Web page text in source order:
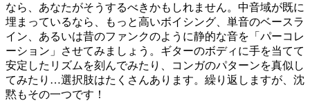
なら、あなたがそうするべきかもしれません。中音域が既に
埋まっているなら、もっと高いボイシング、単音のベースラ
イン、あるいは昔のファンクのように静的な音を「パーコレ
ーション」させてみましょう。ギターのボディに手を当てて
安定したリズムを刻んでみたり、コンガのパターンを真似し
てみたり…選択肢はたくさんあります。繰り返しますが、沈
黙もその一つです！